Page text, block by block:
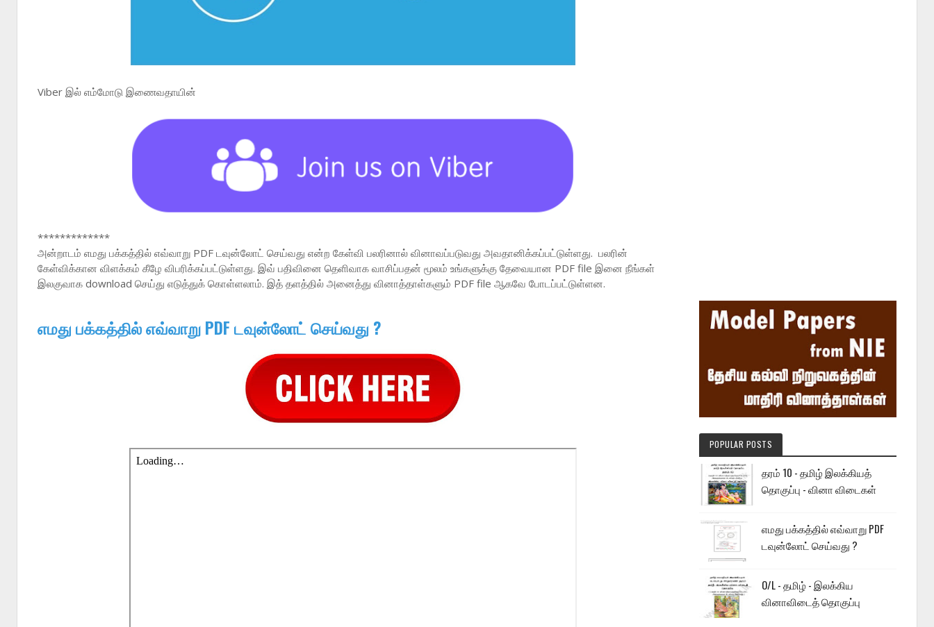
Viber இல் எம்மோடு இணைவதாயின்
*************
அன்றாடம் எமது பக்கத்தில் எவ்வாறு PDF டவுன்லோட் செய்வது என்ற கேள்வி பலரினால் வினாவப்படுவது அவதானிக்கப்பட்டுள்ளது. பலரின்
கேள்விக்கான விளக்கம் கீழே விபரிக்கப்பட்டுள்ளது. இவ் பதிவினை தெளிவாக வாசிப்பதன் மூலம் உங்களுக்கு தேவையான PDF file இனை நீங்கள்
இலகுவாக download செய்து எடுத்துக் கொள்ளலாம். இத் தளத்தில் அனைத்து வினாத்தாள்களும் PDF file ஆகவே போடப்பட்டுள்ளன.
எமது பக்கத்தில் எவ்வாறு PDF டவுன்லோட் செய்வது ?
POPULAR POSTS
தரம் 10 - தமிழ் இலக்கியத்
தொகுப்பு - வினா விடைகள்
எமது பக்கத்தில் எவ்வாறு PDF
டவுன்லோட் செய்வது ?
O/L - தமிழ் - இலக்கிய
வினாவிடைத் தொகுப்பு